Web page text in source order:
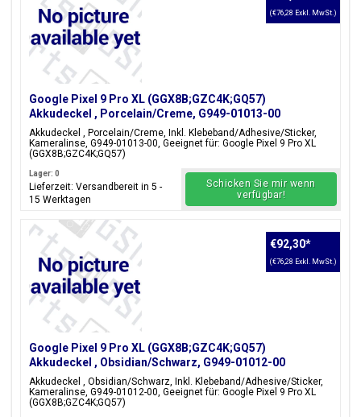
Google Pixel 9 Pro XL (GGX8B;GZC4K;GQ57)
Akkudeckel , Porcelain/Creme, G949-01013-00
Akkudeckel , Porcelain/Creme, Inkl. Klebeband/Adhesive/Sticker,
Kameralinse, G949-01013-00, Geeignet für: Google Pixel 9 Pro XL
(GGX8B;GZC4K;GQ57)
(€76,28 Exkl. MwSt.)
Lager: 0
Lieferzeit: Versandbereit in 5 -
15 Werktagen
Schicken Sie mir wenn
verfügbar!
Google Pixel 9 Pro XL (GGX8B;GZC4K;GQ57)
Akkudeckel , Obsidian/Schwarz, G949-01012-00
Akkudeckel , Obsidian/Schwarz, Inkl. Klebeband/Adhesive/Sticker,
Kameralinse, G949-01012-00, Geeignet für: Google Pixel 9 Pro XL
(GGX8B;GZC4K;GQ57)
€92,30*
(€76,28 Exkl. MwSt.)